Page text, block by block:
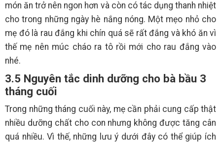
món ăn trở nên ngon hơn và còn có tác dụng thanh nhiệt
cho trong những ngày hè nắng nóng. Một mẹo nhỏ cho
mẹ đó là rau đắng khi chín quá sẽ rất đắng và khó ăn vì
thế mẹ nên múc cháo ra tô rồi mới cho rau đắng vào
nhé.
3.5 Nguyên tắc dinh dưỡng cho bà bầu 3
tháng cuối
Trong những tháng cuối này, mẹ cần phải cung cấp thật
nhiều dưỡng chất cho con nhưng không được tăng cân
quá nhiều. Vì thế, những lưu ý dưới đây có thể giúp ích